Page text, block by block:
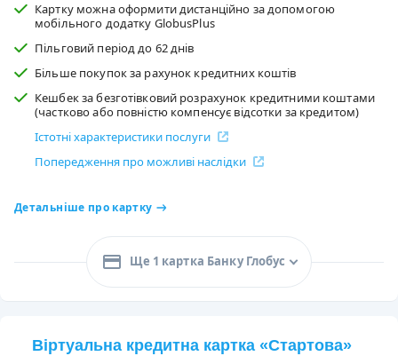
Картку можна оформити дистанційно за допомогою
мобільного додатку GlobusPlus
Пільговий період до 62 днів
Більше покупок за рахунок кредитних коштів
Кешбек за безготівковий розрахунок кредитними коштами
(частково або повністю компенсує відсотки за кредитом)
Істотні характеристики послуги
Попередження про можливі наслідки
Детальніше про картку
Ще 1 картка Банку Глобус
Віртуальна кредитна картка «Стартова»